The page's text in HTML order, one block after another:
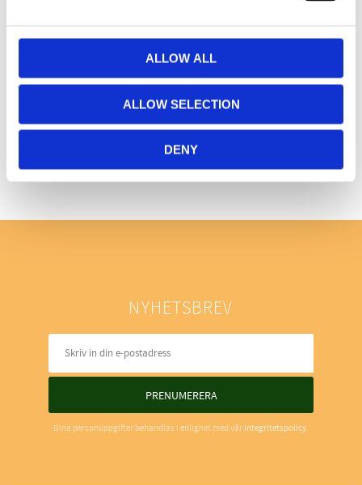
ALLOW ALL
ALLOW SELECTION
DENY
Bli den första att lämna ett omdöme.
NYHETSBREV
PRENUMERERA
Dina personuppgifter behandlas i enlighet med vår integritetspolicy.